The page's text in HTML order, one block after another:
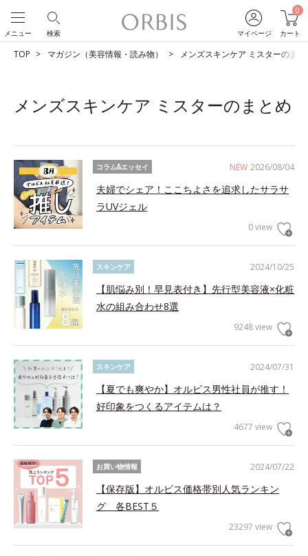
マイページ
0
カート
検索
メニュー
TOP マガジン（美容情報・読み物） メンズスキンケア ミスターのまと
メンズスキンケア ミスターのまとめ
NEW 2026/08/04
コラム&エッセイ
夫婦でシェア！ここちよさを追求したサラサ
ラUVジェル
0 view
2024/10/25
スキンケア
【肌悩み別！早見表付き】先行型美容液×化粧
水の組み合わせ8選
9248 view
2024/07/31
スキンケア
【夏でも爽やか】オルビス男性社員が推す！
好印象をつくるアイテムは？
4677 view
2024/07/22
お買い物情報
【保存版】オルビス価格帯別人気ランキン
グ 各BEST５
23297 view